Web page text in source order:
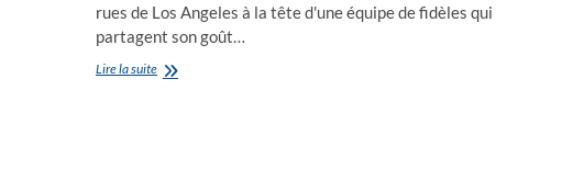
rues de Los Angeles à la tête d'une équipe de fidèles qui
partagent son goût…
Lire la suiteFast